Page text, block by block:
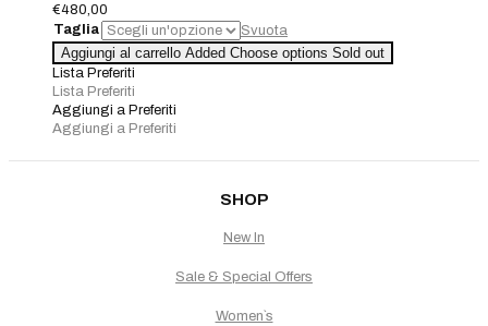
€480,00
Taglia
Svuota
Abito
lungo
blue
con
corpetto
mantella
Aggiungi al carrello Added Choose options Sold out
Lista Preferiti
Lista Preferiti
Aggiungi a Preferiti
Aggiungi a Preferiti
SHOP
New In
Sale & Special Offers
Women`s